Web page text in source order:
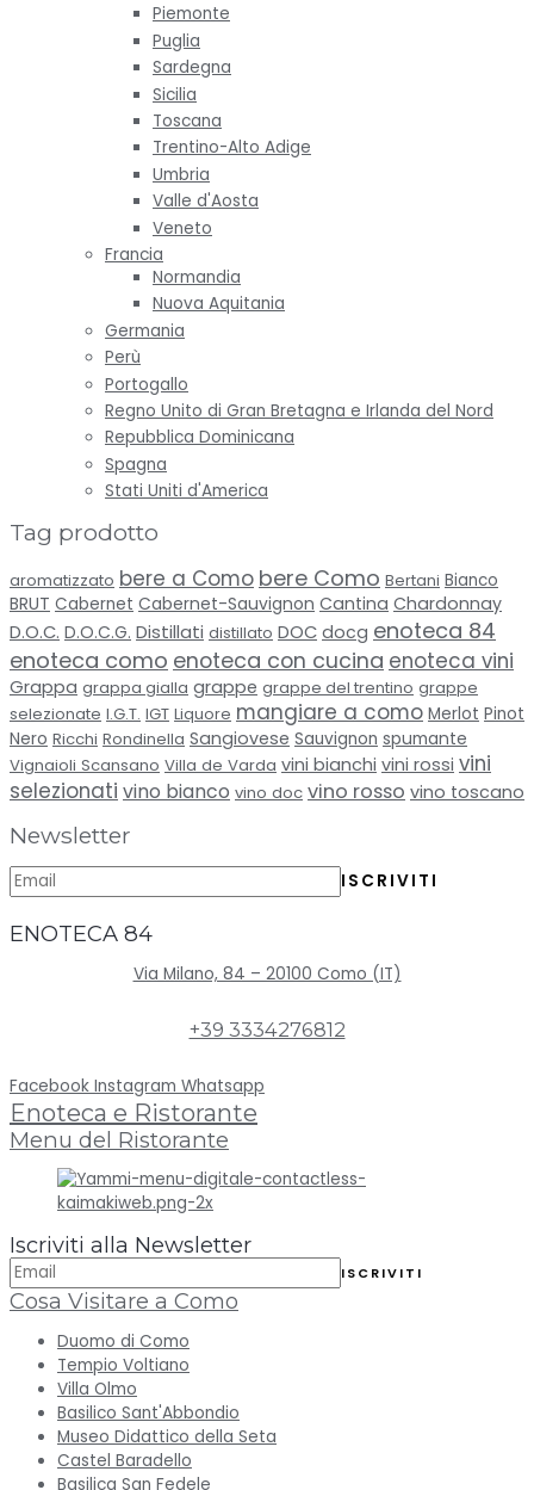
Piemonte
Puglia
Sardegna
Sicilia
Toscana
Trentino-Alto Adige
Umbria
Valle d'Aosta
Veneto
Francia
Normandia
Nuova Aquitania
Germania
Perù
Portogallo
Regno Unito di Gran Bretagna e Irlanda del Nord
Repubblica Dominicana
Spagna
Stati Uniti d'America
Tag prodotto
aromatizzato bere a Como bere Como Bertani Bianco
BRUT Cabernet Cabernet-Sauvignon Cantina Chardonnay
D.O.C. D.O.C.G. Distillati distillato DOC docg enoteca 84
enoteca como enoteca con cucina enoteca vini
Grappa grappa gialla grappe grappe del trentino grappe
selezionate I.G.T. IGT Liquore mangiare a como Merlot Pinot
Nero Ricchi Rondinella Sangiovese Sauvignon spumante
Vignaioli Scansano Villa de Varda vini bianchi vini rossi vini
selezionati vino bianco vino doc vino rosso vino toscano
Newsletter
ENOTECA 84
Via Milano, 84 – 20100 Como (IT)
+39 3334276812
Facebook Instagram Whatsapp
Enoteca e Ristorante
Menu del Ristorante
Iscriviti alla Newsletter
Cosa Visitare a Como
Duomo di Como
Tempio Voltiano
Villa Olmo
Basilico Sant'Abbondio
Museo Didattico della Seta
Castel Baradello
Basilica San Fedele